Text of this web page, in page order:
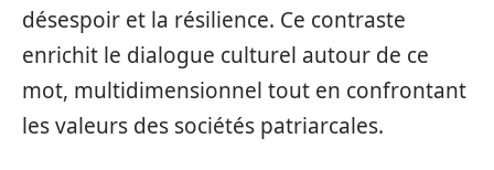
désespoir et la résilience. Ce contraste
enrichit le dialogue culturel autour de ce
mot, multidimensionnel tout en confrontant
les valeurs des sociétés patriarcales.